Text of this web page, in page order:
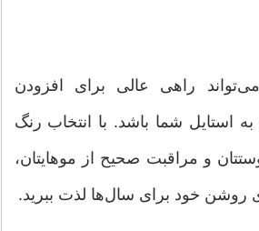
راهی عالی برای افزودن
شما باشد. با انتخاب رنگ
و مراقبت صحیح از موهایتان،
روشن خود برای سال‌ها لذت ببرید.